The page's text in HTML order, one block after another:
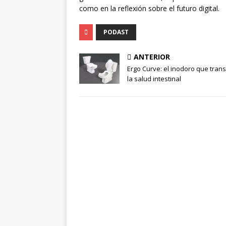
como en la reflexión sobre el futuro digital​.
PODAST
ANTERIOR
Ergo Curve: el inodoro que
la salud intestinal